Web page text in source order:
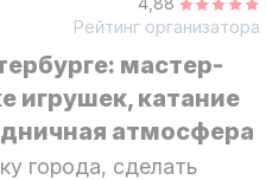
Рейтинг организатора
мастер-
игрушек, катание
атмосфера
города, сделать